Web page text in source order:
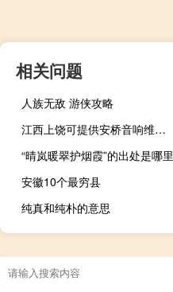
相关问题
人族无敌 游侠攻略
江西上饶可提供安桥音响维修服务地址在哪
“晴岚暖翠护烟霞”的出处是哪里
安徽10个最穷县
纯真和纯朴的意思